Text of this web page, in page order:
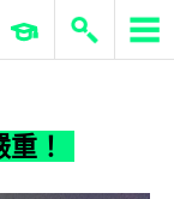
！
ERP 與商業 AI
！